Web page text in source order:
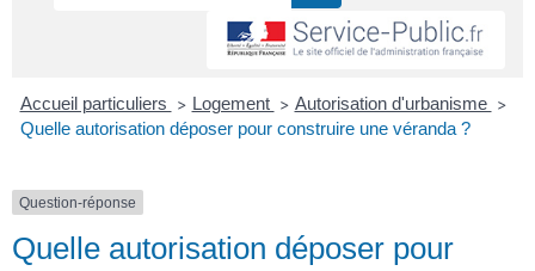
Accueil particuliers > Logement > Autorisation d'urbanisme >
Quelle autorisation déposer pour construire une véranda ?
Question-réponse
Quelle autorisation déposer pour